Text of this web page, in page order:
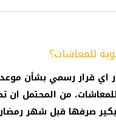
للمعاشات؟
اي قرار رسمي بشأن
من المحتمل ان
صرفها قبل شهر